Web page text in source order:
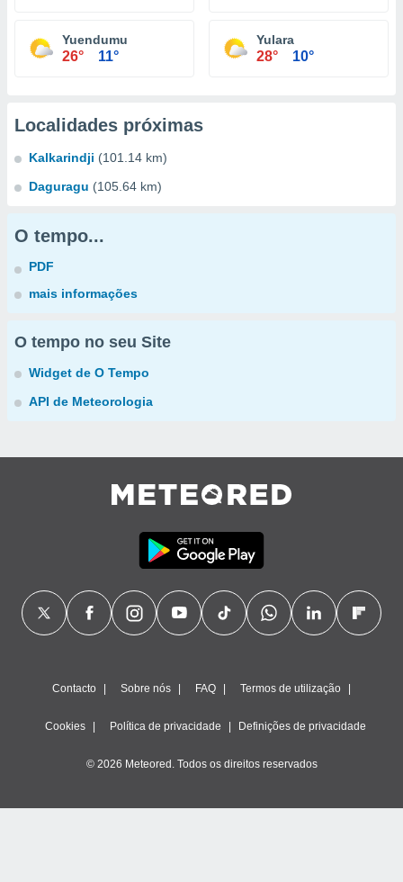
Yuendumu
26° 11°
Yulara
28° 10°
Localidades próximas
Kalkarindji (101.14 km)
Daguragu (105.64 km)
O tempo...
PDF
mais informações
O tempo no seu Site
Widget de O Tempo
API de Meteorologia
Contacto Sobre nós FAQ Termos de utilização
Cookies Política de privacidade Definições de privacidade
© 2026 Meteored. Todos os direitos reservados